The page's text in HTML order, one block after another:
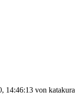
14:46:13 von katakura